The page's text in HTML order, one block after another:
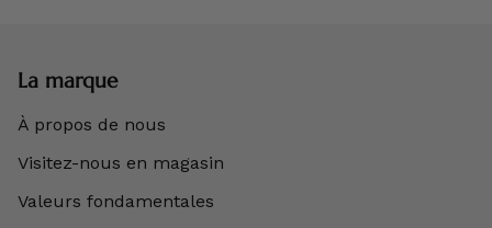
La marque
À propos de nous
Visitez-nous en magasin
Valeurs fondamentales